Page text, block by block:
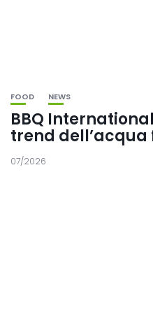
FOOD NEWS
BBQ
trend dell’acqua
07/2026